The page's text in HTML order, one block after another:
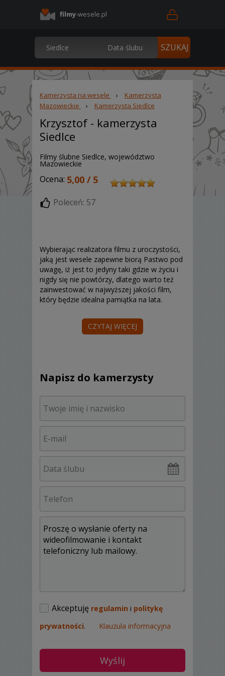
filmy-wesele.pl
Kamerzysta na wesele ›
Kamerzysta
Mazowieckie
› Kamerzysta Siedlce
Krzysztof - kamerzysta
Siedlce
Filmy ślubne Siedlce, województwo
Mazowieckie
Ocena: 5,00 / 5
Poleceń: 57
Wybierając realizatora filmu z uroczystości,
jaką jest wesele zapewne biorą Pastwo pod
uwagę, iż jest to jedyny taki gdzie w życiu i
nigdy się nie powtórzy, dlatego warto też
zainwestować w najwyższej jakości film,
który będzie idealna pamiątka na lata.
Nie jest to nigdy firma/osoba wybrana
które daje gwarancje idealnej pamiątki po
tym wyjątkowym dniu.
szkoły średniej, gdzie prowadziłem szkolne
studio TV.
Od 2000 roku filmowaniem zajmuję się
zawodowo. Od tego czasu nieustannie
inwestuję w siebie, swoje umiejętności i
robić wszystko, aby się rozwijać.
Wybierając realizatora filmu z uroczystości,
jaką jest wesele naleźmy pamiętać, że jest
powtórzymy, dlatego warto zainwestować
w najwyższej jakości film pamiątkowy.
Nie może go wykonywać osoba (firma)
wybrana przypadkowo, której nie jesteśmy
gdzie prowadziłem szkolne studio TV.
2000 r. Od tego czasu cały czas inwestując
wszystko, aby się rozwijać.
Swój warsztat operatorski doskonalę dzięki
CZYTAJ WIĘCEJ
Napisz do kamerzysty
Akceptuję regulamin i politykę
prywatności. Klauzula informacyjna